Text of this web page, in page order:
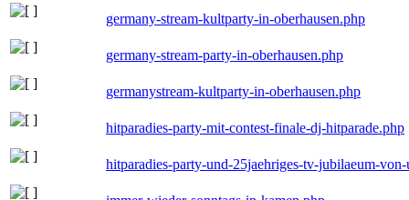
germany-stream-kultparty-in-oberhausen.php
germany-stream-party-in-oberhausen.php
germanystream-kultparty-in-oberhausen.php
hitparadies-party-mit-contest-finale-dj-hitparade.php
hitparadies-party-und-25jaehriges-tv-jubilaeum-